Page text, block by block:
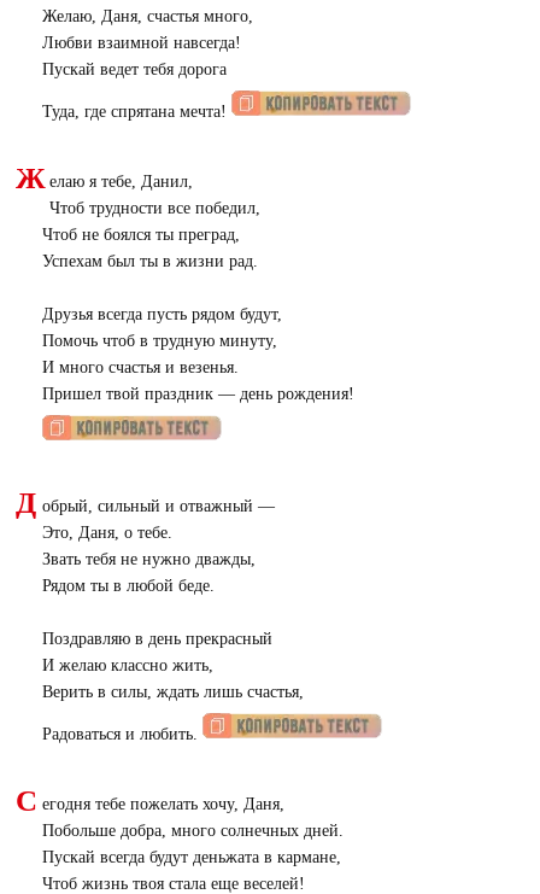
Желаю, Даня, счастья много,
Любви взаимной навсегда!
Пускай ведет тебя дорога
Туда, где спрятана мечта!
Ж елаю я тебе, Данил,
Чтоб трудности все победил,
Чтоб не боялся ты преград,
Успехам был ты в жизни рад.
Друзья всегда пусть рядом будут,
Помочь чтоб в трудную минуту,
И много счастья и везенья.
Пришел твой праздник — день рождения!
Д обрый, сильный и отважный —
Это, Даня, о тебе.
Звать тебя не нужно дважды,
Рядом ты в любой беде.
Поздравляю в день прекрасный
И желаю классно жить,
Верить в силы, ждать лишь счастья,
Радоваться и любить.
С егодня тебе пожелать хочу, Даня,
Побольше добра, много солнечных дней.
Пускай всегда будут деньжата в кармане,
Чтоб жизнь твоя стала еще веселей!